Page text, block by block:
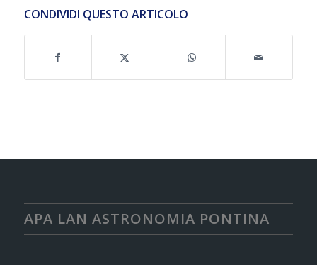
CONDIVIDI QUESTO ARTICOLO
APA LAN ASTRONOMIA PONTINA